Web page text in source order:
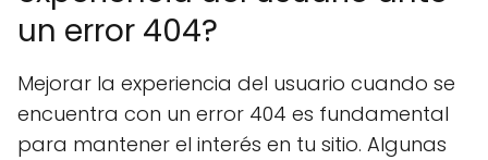
un error 404?
Mejorar la experiencia del usuario cuando se
encuentra con un error 404 es fundamental
para mantener el interés en tu sitio. Algunas